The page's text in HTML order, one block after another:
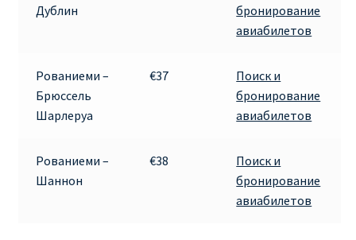
ПРАВИЛА РЕГИСТРАЦИИ
Дублин
бронирование
авиабилетов
Рованиеми –
Брюссель
Шарлеруа
€37
Поиск и
бронирование
авиабилетов
Рованиеми –
Шаннон
€38
Поиск и
бронирование
авиабилетов